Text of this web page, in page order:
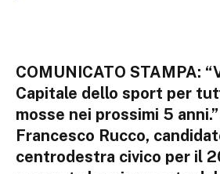
COMUNICATO STAMPA:
Capitale dello sport per
mosse nei prossimi 5
Francesco Rucco,
centrodestra civico per il